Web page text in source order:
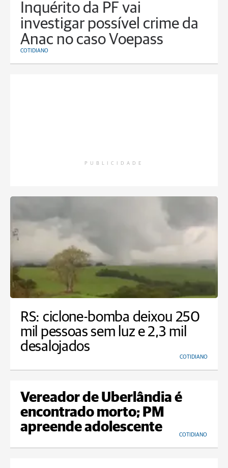
Inquérito da PF vai
investigar possível crime da
Anac no caso Voepass
COTIDIANO
PUBLICIDADE
RS: ciclone-bomba deixou 250
mil pessoas sem luz e 2,3 mil
desalojados
COTIDIANO
Vereador de Uberlândia é
encontrado morto; PM
apreende adolescente
COTIDIANO